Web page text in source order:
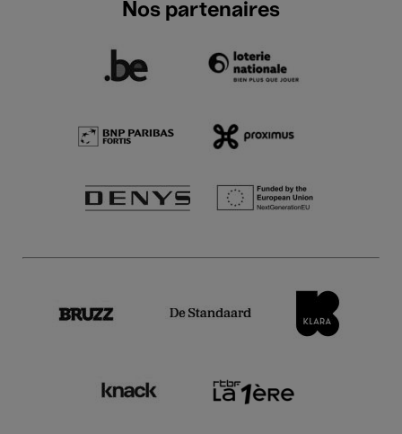
Nos partenaires